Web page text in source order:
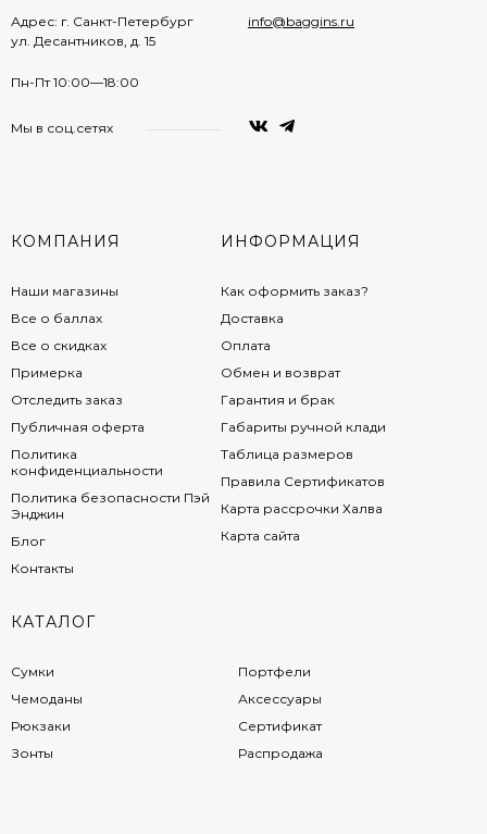
Адрес: г. Санкт-Петербург
ул. Десантников, д. 15
info@baggins.ru
Пн-Пт 10:00—18:00
Мы в соц.сетях
КОМПАНИЯ
Наши магазины
Все о баллах
Все о скидках
Примерка
Отследить заказ
Публичная оферта
Политика
конфиденциальности
Политика безопасности Пэй
Энджин
Блог
Контакты
ИНФОРМАЦИЯ
Как оформить заказ?
Доставка
Оплата
Обмен и возврат
Гарантия и брак
Габариты ручной клади
Таблица размеров
Правила Сертификатов
Карта рассрочки Халва
Карта сайта
КАТАЛОГ
Сумки
Чемоданы
Рюкзаки
Зонты
Портфели
Аксессуары
Сертификат
Распродажа